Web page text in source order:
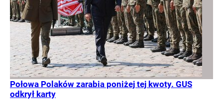
Połowa Polaków zarabia poniżej tej kwoty. GUS
odkrył karty